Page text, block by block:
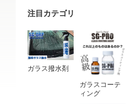
注目カテゴリ
ガラス撥水剤
ガラスコーテ
ィング